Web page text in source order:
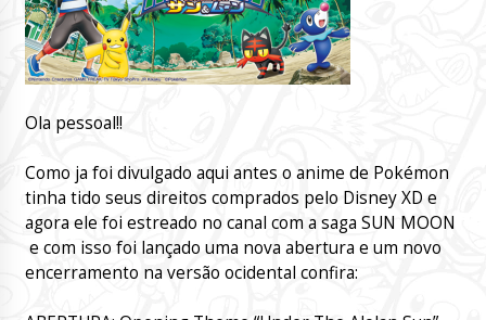
Ola pessoal!!
Como ja foi divulgado aqui antes o anime de Pokémon
tinha tido seus direitos comprados pelo Disney XD e
agora ele foi estreado no canal com a saga SUN MOON
e com isso foi lançado uma nova abertura e um novo
encerramento na versão ocidental confira: